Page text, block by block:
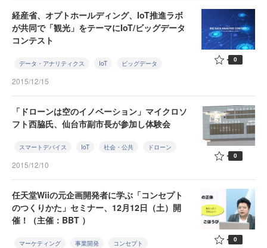
経産省、オプトホールディング、IoT推進ラボ
が共同で「観光」をテーマにIoT/ビッグデータ
コンテスト
データ・アナリティクス IoT ビッグデータ
2015/12/15
0
「ドローンは空のイノベーション」マイクロソ
フト西脇氏、仙台市副市長が参加し体験会
スマートデバイス IoT 社会・公共 ドローン
2015/12/10
0
任天堂Wiiの元企画開発者に学ぶ「コンセプト
のつくりかた」セミナー、12月12日（土）開
催！（主催：BBT ）
マーケティング 事業開発 コンセプト 0